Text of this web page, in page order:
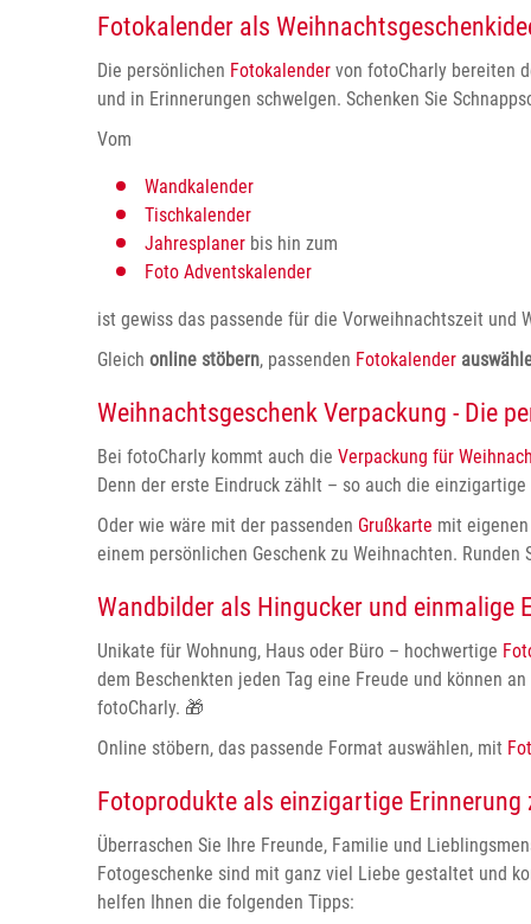
Fotokalender als
Die persönlichen Fotokalender von fotoCharly bereiten
und in Erinnerungen schwelgen. Schenken Sie
Vom
Wandkalender
Tischkalender
Jahresplaner bis hin zum
Foto Adventskalender
ist gewiss das passende für die Vorweihnachtszeit und
Gleich online stöbern, passenden Fotokalender
Weihnachtsgeschenk Verpackung - Die
Bei fotoCharly kommt auch die Verpackung für
Denn der erste Eindruck zählt – so auch die
Oder wie wäre mit der passenden Grußkarte mit
einem persönlichen Geschenk zu Weihnachten.
Wandbilder als Hingucker und einmalige
Unikate für Wohnung, Haus oder Büro – hochwertige
dem Beschenkten jeden Tag eine Freude und können
fotoCharly. 🎁
Online stöbern, das passende Format auswählen, mit
Fotoprodukte als einzigartige Erinnerung
Überraschen Sie Ihre Freunde, Familie und
Fotogeschenke sind mit ganz viel Liebe gestaltet und
helfen Ihnen die folgenden Tipps: